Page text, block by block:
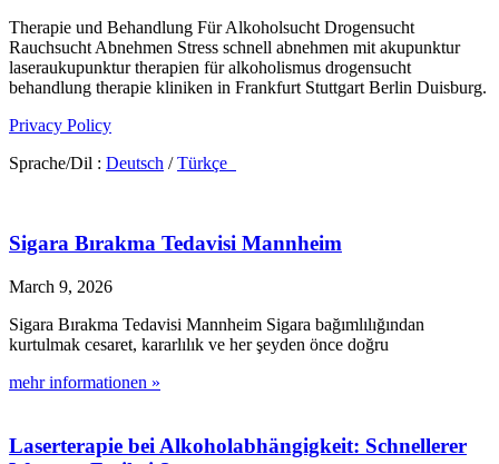
Therapie und Behandlung Für Alkoholsucht Drogensucht
Rauchsucht Abnehmen Stress schnell abnehmen mit akupunktur
laseraukupunktur therapien für alkoholismus drogensucht
behandlung therapie kliniken in Frankfurt Stuttgart Berlin Duisburg.
Privacy Policy
Sprache/Dil : Deutsch /Türkçe
Sigara Bırakma Tedavisi Mannheim
March 9, 2026
Sigara Bırakma Tedavisi Mannheim Sigara bağımlılığından
kurtulmak cesaret, kararlılık ve her şeyden önce doğru
mehr informationen »
Laserterapie bei Alkoholabhängigkeit: Schnellerer